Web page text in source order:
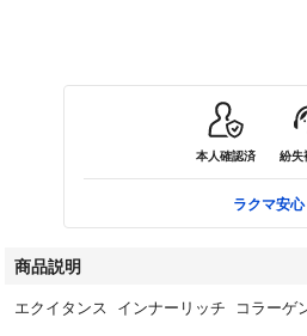
本人確認済 紛失
ラクマ安
商品説明
エクイタンス インナーリッチ コラー